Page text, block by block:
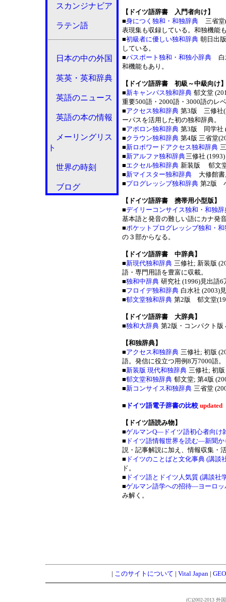
スカンジナビア
ラテン語
日本の中の外国
英英・英和辞典
英語のニュース
英語の本の情報
メーリングリス
ト
世界の時刻
ブログ
【ドイツ語辞書 入門者向け】
■身につく独和・和独辞典 三省堂
表現集も収録している。和独機能
■初級者に優しい独和辞典 朝日出
している。
■パスポート独和・和独小辞典 白
和機能もあり。
【ドイツ語辞書 初級～中級向け
■新キャンパス独和辞典 郁文堂
重要500語・2000語・3000語のレ
■アクセス独和辞典 第3版 三修社
ーパスを活用した初の独和辞典。
■アポロン独和辞典 第3版 同学社
■クラウン独和辞典 第4版 三省堂
■新ロボワードアクセス独和辞典
■新アルファ独和辞典三修社
■エクセル独和辞典 新装版 郁文堂
■新マイスター独和辞典 大修館書
■プログレッシブ独和辞典 第2版
【ドイツ語辞書 携帯用小型版】
■デイリーコンサイス独和・和独辞
基本語と発音の難しい語にカナ発
■ポケットプログレッシブ独和・和
の３部からなる。
【ドイツ語辞書 中辞典】
■新現代独和辞典 三修社; 新装版
語・専門用語を豊富に収載。
■独和中辞典 研究社 (1996)見出語
■フロイデ独和辞典 白水社 (2003)
■郁文堂独和辞典 第2版 郁文堂
【ドイツ語辞書 大辞典】
■独和大辞典 第2版・コンパクト版
【和独辞典】
■アクセス和独辞典 三修社; 初版
語。発信に役立つ用例8万7000語。
■新装版 現代和独辞典 三修社; 初版
■郁文堂和独辞典 郁文堂; 第4版
■新コンサイス和独辞典 三省堂
■ ドイツ語電子辞書の比較 updated
【ドイツ語読み物】
■ゲルマンQ―ドイツ語初心者向け
■ ドイツ語情報世界を読む―新聞
説・記事解説に加え、情報収集・
■ ドイツのことばと文化事典 (講談
ド。
■ ドイツ語とドイツ人気質 (講談社
■ゲルマン語学への招待―ヨーロッ
み解く。
| このサイトについて | Vital Japan|
(C)2002-2013 外